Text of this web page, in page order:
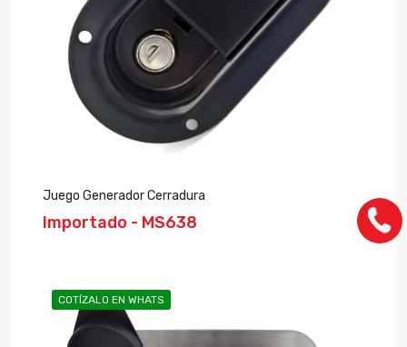
Juego Generador Cerradura
Importado - MS638
COTÍZALO EN WHATS